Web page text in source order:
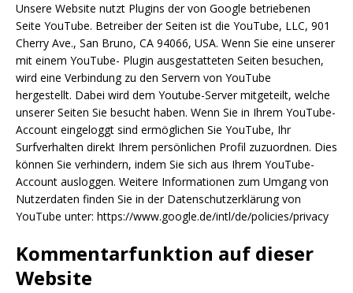
Unsere Website nutzt Plugins der von Google betriebenen
Seite YouTube. Betreiber der Seiten ist die YouTube, LLC, 901
Cherry Ave., San Bruno, CA 94066, USA. Wenn Sie eine unserer
mit einem YouTube- Plugin ausgestatteten Seiten besuchen,
wird eine Verbindung zu den Servern von YouTube
hergestellt. Dabei wird dem Youtube-Server mitgeteilt, welche
unserer Seiten Sie besucht haben. Wenn Sie in Ihrem YouTube-
Account eingeloggt sind ermöglichen Sie YouTube, Ihr
Surfverhalten direkt Ihrem persönlichen Profil zuzuordnen. Dies
können Sie verhindern, indem Sie sich aus Ihrem YouTube-
Account ausloggen. Weitere Informationen zum Umgang von
Nutzerdaten finden Sie in der Datenschutzerklärung von
YouTube unter: https://www.google.de/intl/de/policies/privacy
Kommentarfunktion auf dieser
Website